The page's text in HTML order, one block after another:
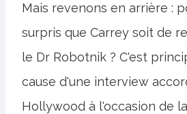
Mais revenons en arrière :
surpris que Carrey soit de
le Dr Robotnik ? C'est
cause d'une interview
Hollywood à l'occasion de